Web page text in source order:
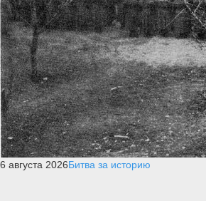
6 августа 2026Битва за историю